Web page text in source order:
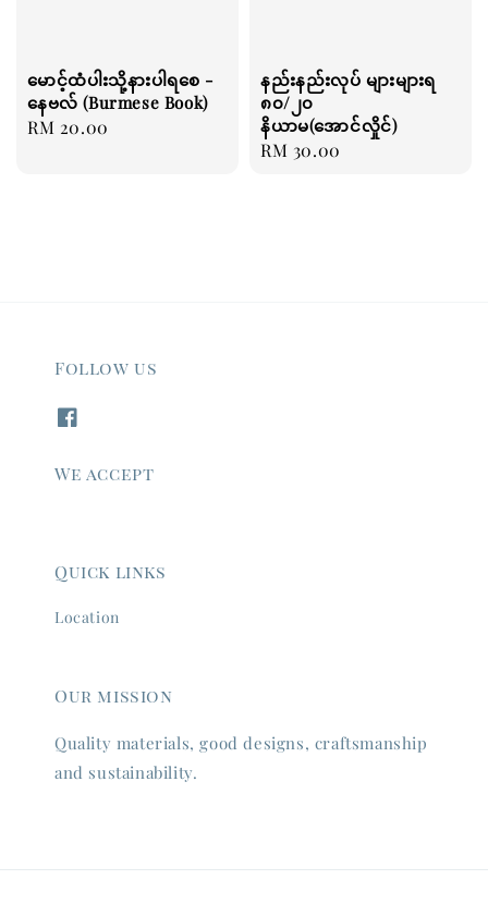
မောင့်ထံပါးသို့နားပါရစေ -
နေဗလ် (Burmese Book)
Regular
RM 20.00
နည်းနည်းလုပ် များများရ
၈၀/၂၀
နိယာမ(အောင်လှိုင်)
Regular
RM 30.00
Follow us
We accept
Quick links
Location
Our mission
Quality materials, good designs, craftsmanship
and sustainability.